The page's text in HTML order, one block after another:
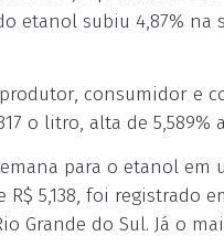
etanol subiu 4,87% na
consumidor e
o litro, alta de 5,589%
para o etanol em
5,138, foi registrado
Grande do Sul. Já o